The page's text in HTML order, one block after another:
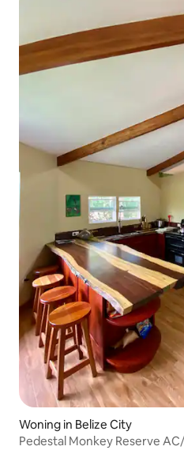
Woning in Belize City
Pedestal Monkey Reserve